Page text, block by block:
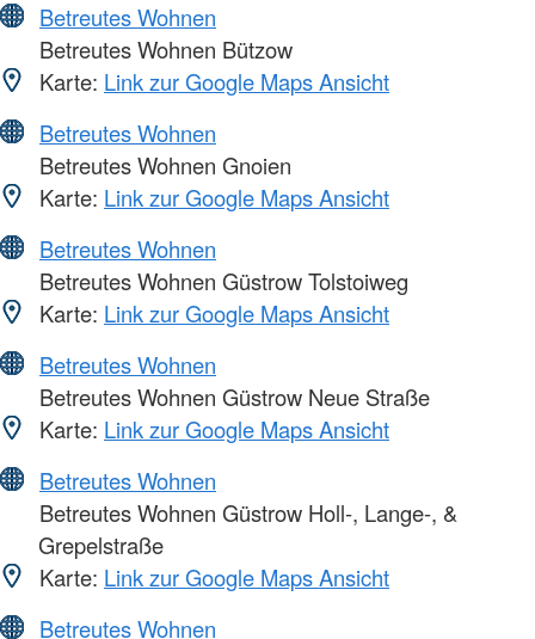
Betreutes Wohnen
Betreutes Wohnen Bützow
Karte: Link zur Google Maps Ansicht
Betreutes Wohnen
Betreutes Wohnen Gnoien
Karte: Link zur Google Maps Ansicht
Betreutes Wohnen
Betreutes Wohnen Güstrow Tolstoiweg
Karte: Link zur Google Maps Ansicht
Betreutes Wohnen
Betreutes Wohnen Güstrow Neue Straße
Karte: Link zur Google Maps Ansicht
Betreutes Wohnen
Betreutes Wohnen Güstrow Holl-, Lange-, &
Grepelstraße
Karte: Link zur Google Maps Ansicht
Betreutes Wohnen